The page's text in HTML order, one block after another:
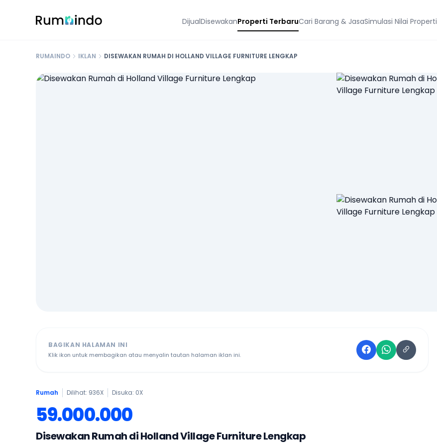
DijualDisewakanProperti TerbaruCari Barang & JasaSimulasi Nilai Properti
RUMAINDO IKLAN DISEWAKAN RUMAH DI HOLLAND VILLAGE FURNITURE LENGKAP
BAGIKAN HALAMAN INI
Klik ikon untuk membagikan atau menyalin tautan halaman iklan ini.
Rumah Dilihat: 936X Disuka: 0X
59.000.000
Disewakan Rumah di Holland Village Furniture Lengkap